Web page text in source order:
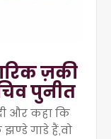
ज़की
पुनीत
और कहा कि
गाडे हैं,वो